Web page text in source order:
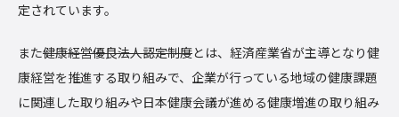
定されています。
また健康経営優良法人認定制度とは、経済産業省が主導となり健
康経営を推進する取り組みで、企業が行っている地域の健康課題
に関連した取り組みや日本健康会議が進める健康増進の取り組み